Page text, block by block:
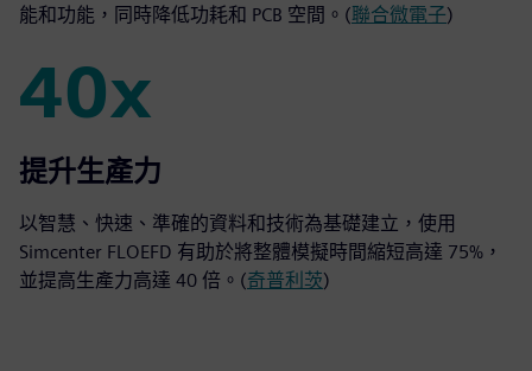
能和功能，同時降低功耗和 PCB 空間。(聯合微電子)
40x
40x
提升生產力
以智慧、快速、準確的資料和技術為基礎建立，使用
Simcenter FLOEFD 有助於將整體模擬時間縮短高達 75%，
並提高生產力高達 40 倍。(奇普利茨)